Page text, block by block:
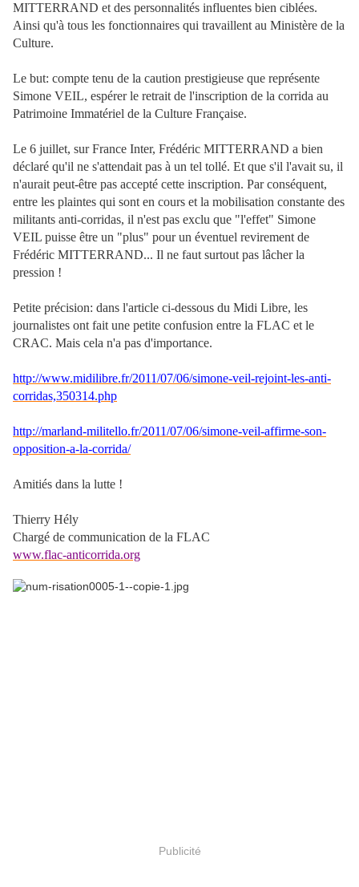
MITTERRAND et des personnalités influentes bien ciblées.
Ainsi qu'à tous les fonctionnaires qui travaillent au Ministère de la
Culture.
Le but: compte tenu de la caution prestigieuse que représente
Simone VEIL, espérer le retrait de l'inscription de la corrida au
Patrimoine Immatériel de la Culture Française.
Le 6 juillet, sur France Inter, Frédéric MITTERRAND a bien
déclaré qu'il ne s'attendait pas à un tel tollé. Et que s'il l'avait su, il
n'aurait peut-être pas accepté cette inscription. Par conséquent,
entre les plaintes qui sont en cours et la mobilisation constante des
militants anti-corridas, il n'est pas exclu que "l'effet" Simone
VEIL puisse être un "plus" pour un éventuel revirement de
Frédéric MITTERRAND... Il ne faut surtout pas lâcher la
pression !
Petite précision: dans l'article ci-dessous du Midi Libre, les
journalistes ont fait une petite confusion entre la FLAC et le
CRAC. Mais cela n'a pas d'importance.
http://www.midilibre.fr/2011/07/06/simone-veil-rejoint-les-anti-
corridas,350314.php
http://marland-militello.fr/2011/07/06/simone-veil-affirme-son-
opposition-a-la-corrida/
Amitiés dans la lutte !
Thierry Hély
Chargé de communication de la FLAC
www.flac-anticorrida.org
Publicité